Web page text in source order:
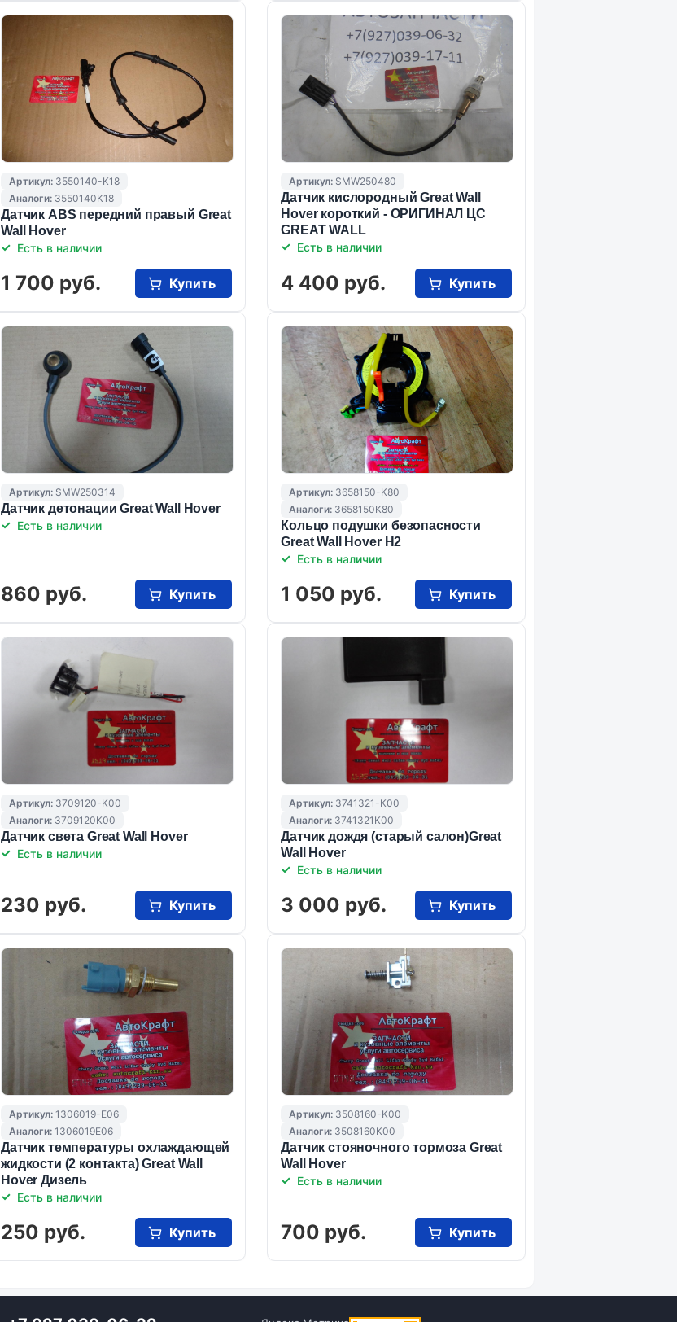
Артикул: 3550140-K18
Аналоги: 3550140K18
Датчик ABS передний правый Great
Wall Hover
Есть в наличии
1 700 руб. Купить
Артикул: SMW250480
Датчик кислородный Great Wall
Hover короткий - ОРИГИНАЛ ЦС
GREAT WALL
Есть в наличии
4 400 руб. Купить
Артикул: SMW250314
Датчик детонации Great Wall Hover
Есть в наличии
860 руб. Купить
Артикул: 3658150-K80
Аналоги: 3658150K80
Кольцо подушки безопасности
Great Wall Hover H2
Есть в наличии
1 050 руб. Купить
Артикул: 3709120-K00
Аналоги: 3709120K00
Датчик света Great Wall Hover
Есть в наличии
230 руб. Купить
Артикул: 3741321-K00
Аналоги: 3741321K00
Датчик дождя (старый салон)Great
Wall Hover
Есть в наличии
3 000 руб. Купить
Артикул: 1306019-E06
Аналоги: 1306019E06
Датчик температуры охлаждающей
жидкости (2 контакта) Great Wall
Hover Дизель
Есть в наличии
250 руб. Купить
Артикул: 3508160-K00
Аналоги: 3508160K00
Датчик стояночного тормоза Great
Wall Hover
Есть в наличии
700 руб. Купить